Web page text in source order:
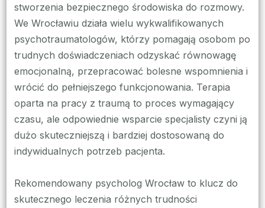
stworzenia bezpiecznego środowiska do rozmowy.
We Wrocławiu działa wielu wykwalifikowanych
psychotraumatologów, którzy pomagają osobom po
trudnych doświadczeniach odzyskać równowagę
emocjonalną, przepracować bolesne wspomnienia i
wrócić do pełniejszego funkcjonowania. Terapia
oparta na pracy z traumą to proces wymagający
czasu, ale odpowiednie wsparcie specjalisty czyni ją
dużo skuteczniejszą i bardziej dostosowaną do
indywidualnych potrzeb pacjenta.
Rekomendowany psycholog Wrocław to klucz do
skutecznego leczenia różnych trudności